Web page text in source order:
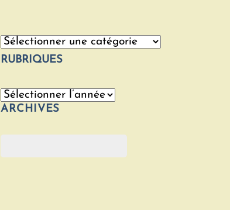
Catégories
RUBRIQUES
Archives
ARCHIVES